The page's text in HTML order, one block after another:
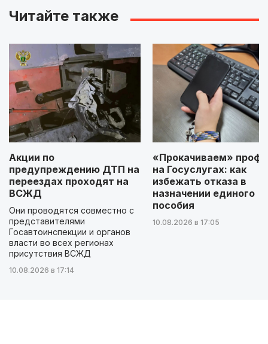
Читайте также
Акции по
предупреждению ДТП на
переездах проходят на
ВСЖД
Они проводятся совместно с
представителями
Госавтоинспекции и органов
власти во всех регионах
присутствия ВСЖД
10.08.2026 в 17:14
«Прокачиваем»
на Госуслугах: как
избежать отказа в
назначении единого
пособия
10.08.2026 в 17:05